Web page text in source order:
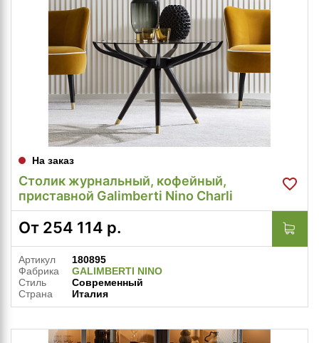
На заказ
Столик журнальный, кофейный,
приставной Galimberti Nino Charli
От 254 114 р.
Артикул
180895
Фабрика
GALIMBERTI NINO
Стиль
Современный
Страна
Италия